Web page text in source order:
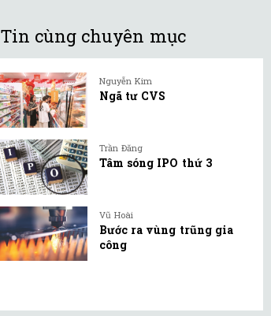
Tin cùng chuyên mục
Nguyễn Kim
Ngã tư CVS
Trần Đăng
Tâm sóng IPO thứ 3
Vũ Hoài
Bước ra vùng trũng gia
công